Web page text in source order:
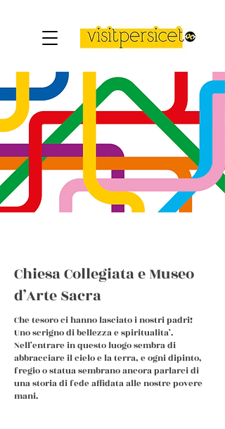
Chiesa Collegiata e Museo
d’Arte Sacra
Che tesoro ci hanno lasciato i nostri padri!
Uno scrigno di bellezza e spiritualita’.
Nell’entrare in questo luogo sembra di
abbracciare il cielo e la terra, e ogni dipinto,
fregio o statua sembrano ancora parlarci di
una storia di fede affidata alle nostre povere
mani.